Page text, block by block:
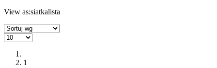
View as:siatkalista
1